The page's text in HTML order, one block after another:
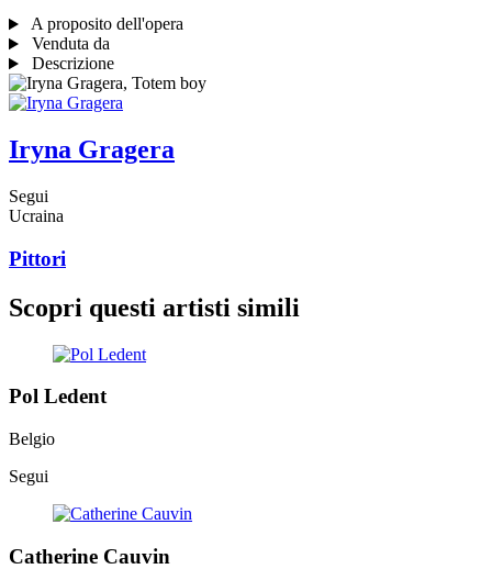
A proposito dell'opera
Venduta da
Descrizione
Iryna Gragera
Segui
Ucraina
Pittori
Scopri questi artisti simili
Pol Ledent
Belgio
Segui
Catherine Cauvin